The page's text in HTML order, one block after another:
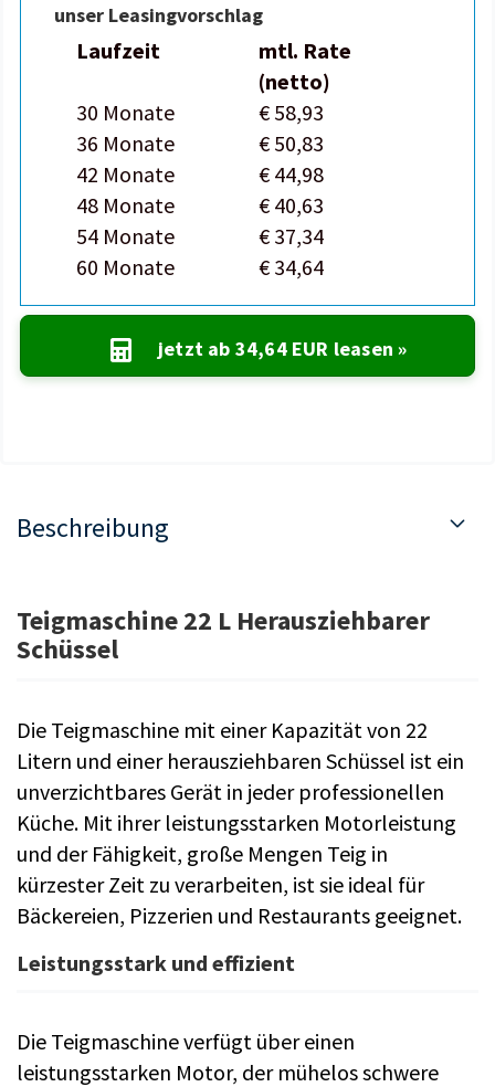
unser Leasingvorschlag
Laufzeit
mtl. Rate
(netto)
30 Monate
€ 58,93
36 Monate
€ 50,83
42 Monate
€ 44,98
48 Monate
€ 40,63
54 Monate
€ 37,34
60 Monate
€ 34,64
jetzt ab 34,64 EUR leasen »
Beschreibung
Teigmaschine 22 L Herausziehbarer
Schüssel
Die Teigmaschine mit einer Kapazität von 22
Litern und einer herausziehbaren Schüssel ist ein
unverzichtbares Gerät in jeder professionellen
Küche. Mit ihrer leistungsstarken Motorleistung
und der Fähigkeit, große Mengen Teig in
kürzester Zeit zu verarbeiten, ist sie ideal für
Bäckereien, Pizzerien und Restaurants geeignet.
Leistungsstark und effizient
Die Teigmaschine verfügt über einen
leistungsstarken Motor, der mühelos schwere